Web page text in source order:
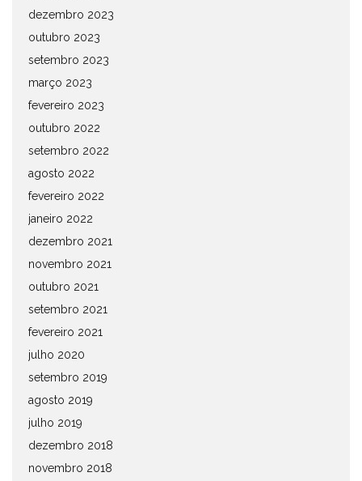
dezembro 2023
outubro 2023
setembro 2023
março 2023
fevereiro 2023
outubro 2022
setembro 2022
agosto 2022
fevereiro 2022
janeiro 2022
dezembro 2021
novembro 2021
outubro 2021
setembro 2021
fevereiro 2021
julho 2020
setembro 2019
agosto 2019
julho 2019
dezembro 2018
novembro 2018